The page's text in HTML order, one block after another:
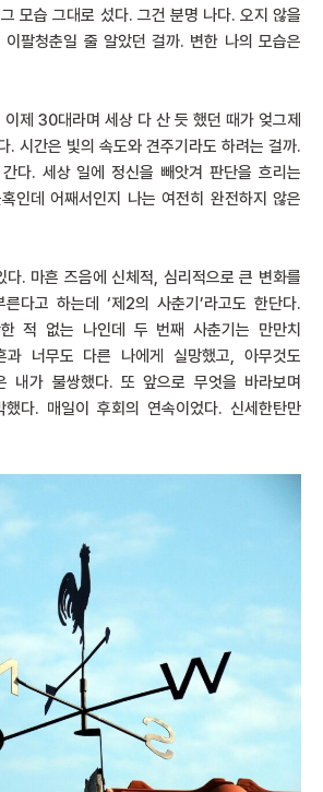
모습 그대로 섰다. 그건 분명 나다. 오지 않을
팔청춘일 줄 알았던 걸까. 변한 나의 모습은
제 30대라며 세상 다 산 듯 했던 때가 엊그제
. 시간은 빛의 속도와 견주기라도 하려는 걸까.
다. 세상 일에 정신을 빼앗겨 판단을 흐리는
인데 어째서인지 나는 여전히 완전하지 않은
다. 마흔 즈음에 신체적, 심리적으로 큰 변화를
다고 하는데 ‘제2의 사춘기’라고도 한단다.
적 없는 나인데 두 번째 사춘기는 만만치
과 너무도 다른 나에게 실망했고, 아무것도
내가 불쌍했다. 또 앞으로 무엇을 바라보며
다. 매일이 후회의 연속이었다. 신세한탄만